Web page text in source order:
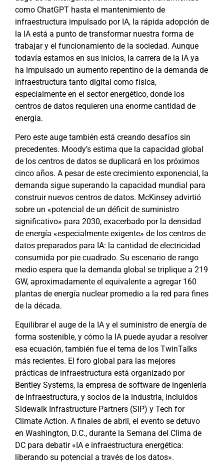
como ChatGPT hasta el mantenimiento de
infraestructura impulsado por IA, la rápida adopción de
la IA está a punto de transformar nuestra forma de
trabajar y el funcionamiento de la sociedad. Aunque
todavía estamos en sus inicios, la carrera de la IA ya
ha impulsado un aumento repentino de la demanda de
infraestructura tanto digital como física,
especialmente en el sector energético, donde los
centros de datos requieren una enorme cantidad de
energía.
Pero este auge también está creando desafíos sin
precedentes. Moody’s estima que la capacidad global
de los centros de datos se duplicará en los próximos
cinco años. A pesar de este crecimiento exponencial, la
demanda sigue superando la capacidad mundial para
construir nuevos centros de datos. McKinsey advirtió
sobre un «potencial de un déficit de suministro
significativo» para 2030, exacerbado por la densidad
de energía «especialmente exigente» de los centros de
datos preparados para IA: la cantidad de electricidad
consumida por pie cuadrado. Su escenario de rango
medio espera que la demanda global se triplique a 219
GW, aproximadamente el equivalente a agregar 160
plantas de energía nuclear promedio a la red para fines
de la década.
Equilibrar el auge de la IA y el suministro de energía de
forma sostenible, y cómo la IA puede ayudar a resolver
esa ecuación, también fue el tema de los TwinTalks
más recientes. El foro global para las mejores
prácticas de infraestructura está organizado por
Bentley Systems, la empresa de software de ingeniería
de infraestructura, y socios de la industria, incluidos
Sidewalk Infrastructure Partners (SIP) y Tech for
Climate Action. A finales de abril, el evento se detuvo
en Washington, D.C., durante la Semana del Clima de
DC para debatir «IA e infraestructura energética:
liberando su potencial a través de los datos».